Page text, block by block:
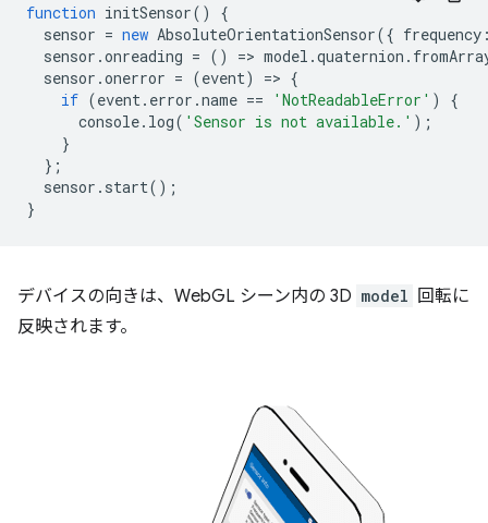
function initSensor()
{
sensor = new AbsoluteOrientationSensor({ frequency
sensor .onreading = () => model .quaternion .
sensor .onerror = (event) => {
if (event . error .name == 'NotReadableError' )
{
console. log( 'Sensor is not available.' );
}
};
sensor . start();
}
デバイスの向きは、WebGL シーン内の 3D model 回転に
反映されます。